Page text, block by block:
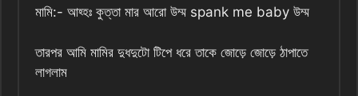
মামি:- আহ্হঃ কুত্তা মার আরো উম্ম spank me baby উম্ম
তারপর আমি মামির দুধদুটো টিপে ধরে তাকে জোড়ে জোড়ে ঠাপাতে
লাগলাম